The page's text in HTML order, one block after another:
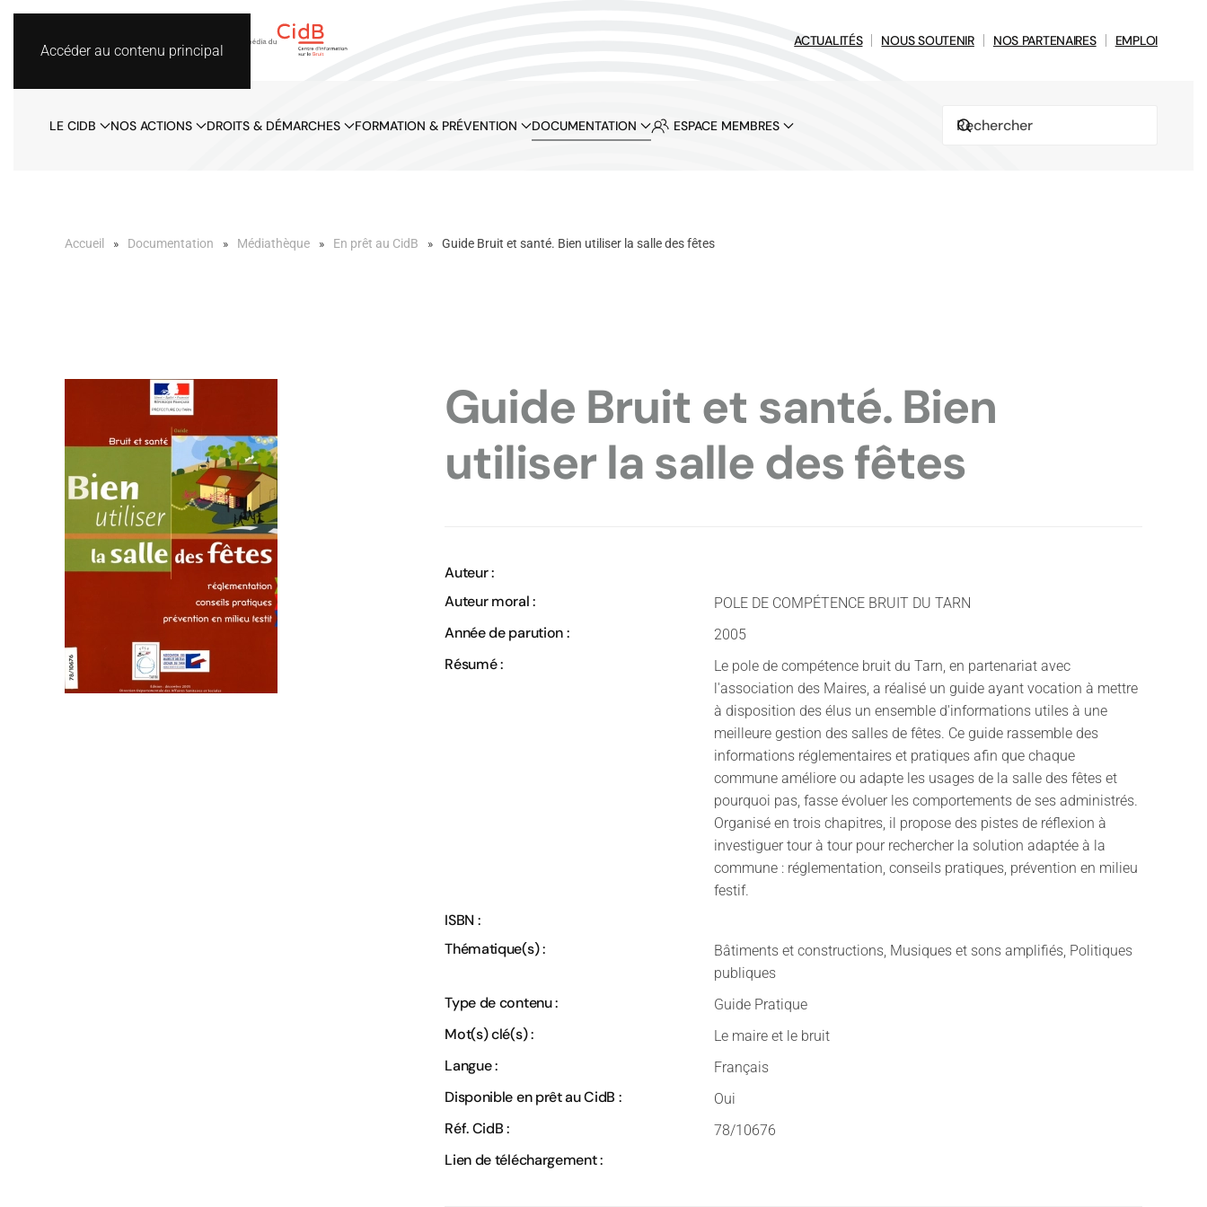
Accéder au contenu principal
ACTUALITÉS NOUS SOUTENIR NOS PARTENAIRES EMPLOI
LE CIDB NOS ACTIONS DROITS & DÉMARCHES FORMATION & PRÉVENTION DOCUMENTATION ESPACE MEMBRES
Accueil Documentation Médiathèque En prêt au CidB Guide Bruit et santé. Bien utiliser la salle des fêtes
Guide Bruit et santé. Bien
utiliser la salle des fêtes
Auteur :
Auteur moral :
POLE DE COMPÉTENCE BRUIT DU TARN
Année de parution : 2005
Résumé :
Le pole de compétence bruit du Tarn, en partenariat avec
l'association des Maires, a réalisé un guide ayant vocation à mettre
à disposition des élus un ensemble d'informations utiles à une
meilleure gestion des salles de fêtes. Ce guide rassemble des
informations réglementaires et pratiques afin que chaque
commune améliore ou adapte les usages de la salle des fêtes et
pourquoi pas, fasse évoluer les comportements de ses administrés.
Organisé en trois chapitres, il propose des pistes de réflexion à
investiguer tour à tour pour rechercher la solution adaptée à la
commune : réglementation, conseils pratiques, prévention en milieu
festif.
ISBN :
Thématique(s) :
Bâtiments et constructions, Musiques et sons amplifiés, Politiques
publiques
Type de contenu : Guide Pratique
Mot(s) clé(s) : Le maire et le bruit
Langue : Français
Disponible en prêt au CidB : Oui
Réf. CidB : 78/10676
Lien de téléchargement :